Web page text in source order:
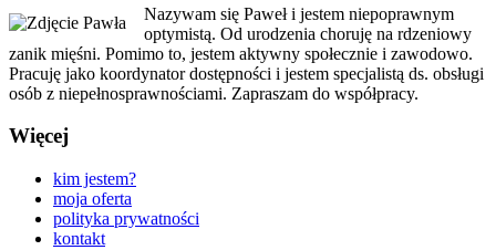
Nazywam się Paweł i jestem niepoprawnym
optymistą. Od urodzenia choruję na rdzeniowy
zanik mięśni. Pomimo to, jestem aktywny społecznie i zawodowo.
Pracuję jako koordynator dostępności i jestem specjalistą ds. obsługi
osób z niepełnosprawnościami. Zapraszam do współpracy.
Więcej
kim jestem?
moja oferta
polityka prywatności
kontakt